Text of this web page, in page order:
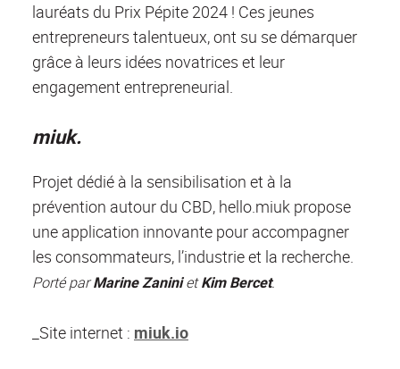
lauréats du Prix Pépite 2024 ! Ces jeunes
entrepreneurs talentueux, ont su se démarquer
grâce à leurs idées novatrices et leur
engagement entrepreneurial.
miuk.
Projet dédié à la sensibilisation et à la
prévention autour du CBD, hello.miuk propose
une application innovante pour accompagner
les consommateurs, l’industrie et la recherche.
Porté parMarine ZaninietKim Bercet.
_Site internet : miuk.io